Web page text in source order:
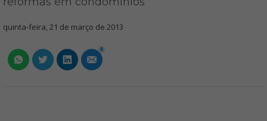
quinta-feira, 21 de março de 2013
0